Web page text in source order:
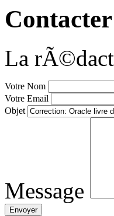
Contacter
La
Votre Nom
Votre Email
Objet
Message